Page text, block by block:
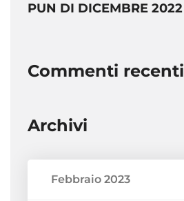
PUN DI DICEMBRE 2022
Commenti recenti
Archivi
Febbraio 2023